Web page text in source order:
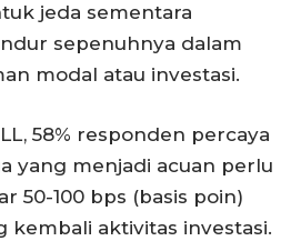
jeda sementara
sepenuhnya dalam
modal atau investasi.
58% responden percaya
yang menjadi acuan perlu
50-100 bps (basis poin)
aktivitas investasi.